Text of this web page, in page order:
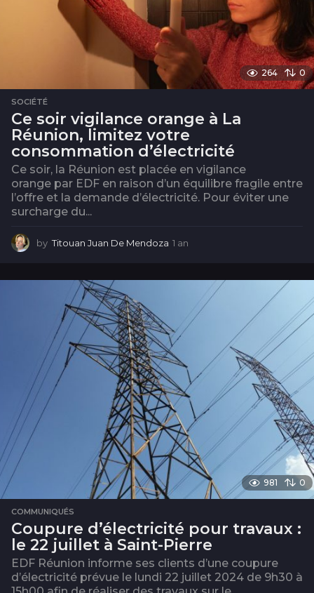
264 0
SOCIÉTÉ
Ce soir vigilance orange à La
Réunion, limitez votre
consommation d’électricité
Ce soir, la Réunion est placée en vigilance
orange par EDF en raison d’un équilibre fragile entre
l’offre et la demande d’électricité. Pour éviter une
surcharge du...
by Titouan Juan De Mendoza 1 an
981 0
COMMUNIQUÉS
Coupure d’électricité pour travaux :
le 22 juillet à Saint-Pierre
EDF Réunion informe ses clients d’une coupure
d’électricité prévue le lundi 22 juillet 2024 de 9h30 à